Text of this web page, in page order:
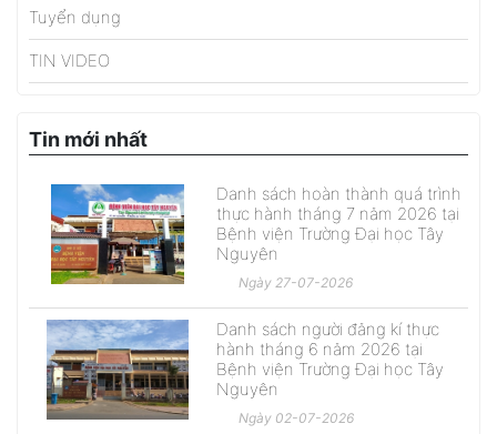
Tuyển dụng
TIN VIDEO
Tin mới nhất
Danh sách hoàn thành quá trình
thực hành tháng 7 năm 2026 tại
Bệnh viện Trường Đại học Tây
Nguyên
Ngày 27-07-2026
Danh sách người đăng kí thực
hành tháng 6 năm 2026 tại
Bệnh viện Trường Đại học Tây
Nguyên
Ngày 02-07-2026